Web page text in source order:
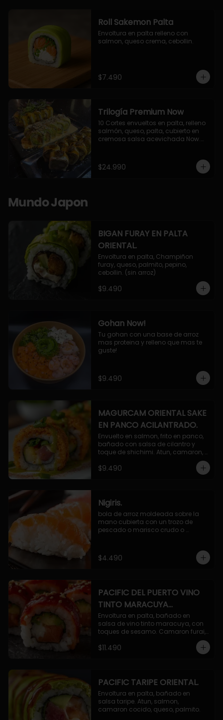
Roll Sakemon Palta
Envoltura en palta relleno con
salmon, queso crema, cebollin.
$7.490
Trilogía Premium Now
10 Cortes envueltos en palta, relleno
salmón, queso, palta, cubierto en
cremosa salsa acevichada Now.
palta, cubierto con topping de
chimichurri de la casa flambeado.
$24.990
Mundo Japon
BIGAN FURAY EN PALTA
ORIENTAL.
Envoltura en palta, Champiñon
furay, queso, palmito, pepino,
cebollin. (sin arroz)
$9.490
Gohan Now!
Tu gohan con una base de arroz
mas proteina y relleno que mas te
guste!
$9.490
MAGURCAM ORIENTAL SAKE
EN PANCO ACILANTRADO.
Envuelto en salmon, frito en panco,
bañado con salsa de cilantro y
toque de shichimi. Atun, camaron,
$9.490
Nigiris.
bola de arroz moldeada sobre la
mano cubierta con un trozo de
pescado o marisco crudo o
$4.490
PACIFIC DEL PUERTO VINO
TINTO MARACUYA
ORIENTAL.
Envoltura en palta, bañado en
salsa de vino tinto maracuya, con
toques de sesamo. Camaron furai,
$11.490
PACIFIC TARIPE ORIENTAL.
Envoltura en palta, bañado en
salsa taripe. Atun, salmon,
camaron cocido, queso, palmito.